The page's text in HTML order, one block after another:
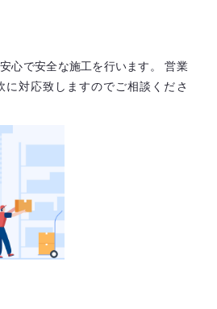
心で安全な施工を行います。
営業
に対応致しますのでご相談くださ